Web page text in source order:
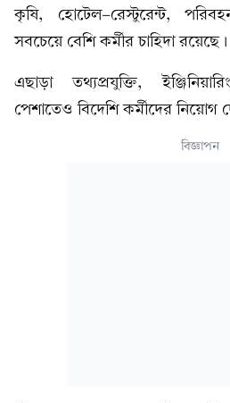
কৃষি, হোটেল-রেস্টুরেন্ট,
সবচেয়ে বেশি কর্মীর চাহিদা রয়েছে।
এছাড়া তথ্যপ্রযুক্তি,
পেশাতেও বিদেশি কর্মীদের নিয়োগ
বিজ্ঞাপন